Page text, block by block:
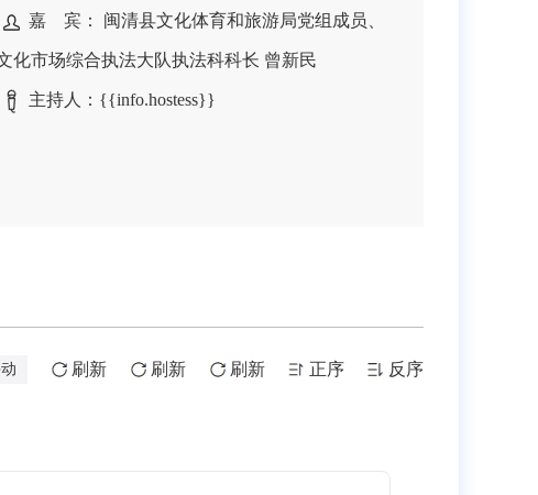
嘉 宾： 闽清县文化体育和旅游局党组成员、
化市场综合执法大队执法科科长 曾新民
主持人：{{info.hostess}}
刷新 刷新 刷新 正序 反序